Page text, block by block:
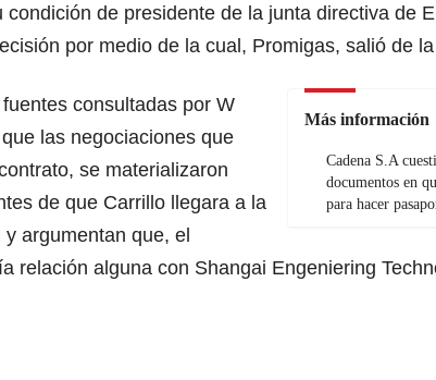
condición de presidente de la junta directiva de
por medio de la cual, Promigas, salió de
Más información
Cadena S.A
documentos en
para hacer
consultadas por W
las negociaciones que
se materializaron
de que Carrillo llegara a la
argumentan que, el
relación alguna con Shangai Engeniering